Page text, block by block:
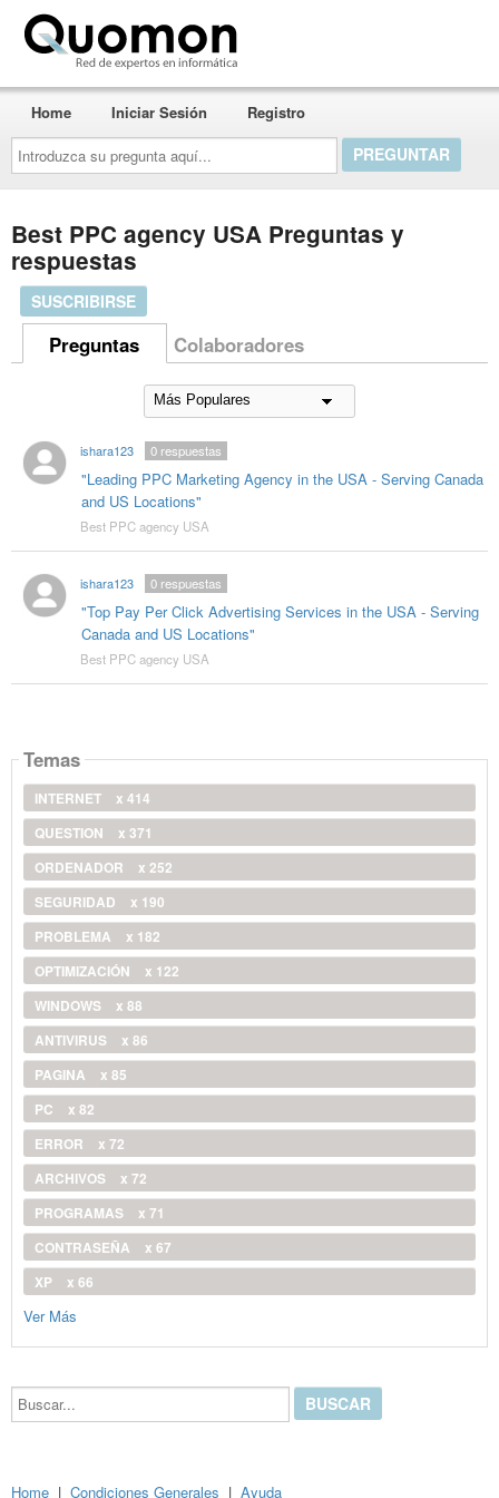
Introduzca
su
pregunta
aquí...
Home Iniciar Sesión Registro
Best PPC agency USA Preguntas y
respuestas
SUSCRIBIRSE
Preguntas Colaboradores
ishara123
"Leading PPC Marketing Agency in the USA - Serving Canada
and US Locations"
0respuestas
Best PPC agency USA
ishara123
"Top Pay Per Click Advertising Services in the USA - Serving
Canada and US Locations"
0respuestas
Best PPC agency USA
Temas
INTERNET
x 414
QUESTION
x 371
ORDENADOR
x 252
SEGURIDAD
x 190
PROBLEMA
x 182
OPTIMIZACIÓN
x 122
WINDOWS
x 88
ANTIVIRUS
x 86
PAGINA
x 85
PC
x 82
ERROR
x 72
ARCHIVOS
x 72
PROGRAMAS
x 71
CONTRASEÑA
x 67
XP
x 66
Ver Más
Buscar...
Home | Condiciones Generales | Ayuda